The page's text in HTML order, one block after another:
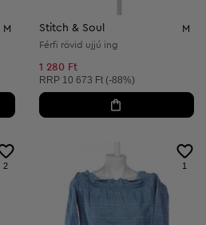
M Stitch & Soul M
Férfi rövid ujjú ing
1 280 Ft
Ajánlott ár:
RRP 10 673 Ft (-88%)
2 1